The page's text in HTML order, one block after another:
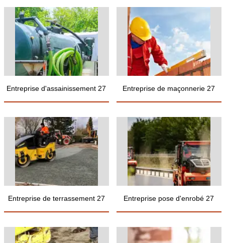
Entreprise d'assainissement 27 Entreprise de maçonnerie 27
Entreprise de terrassement 27 Entreprise pose d'enrobé 27